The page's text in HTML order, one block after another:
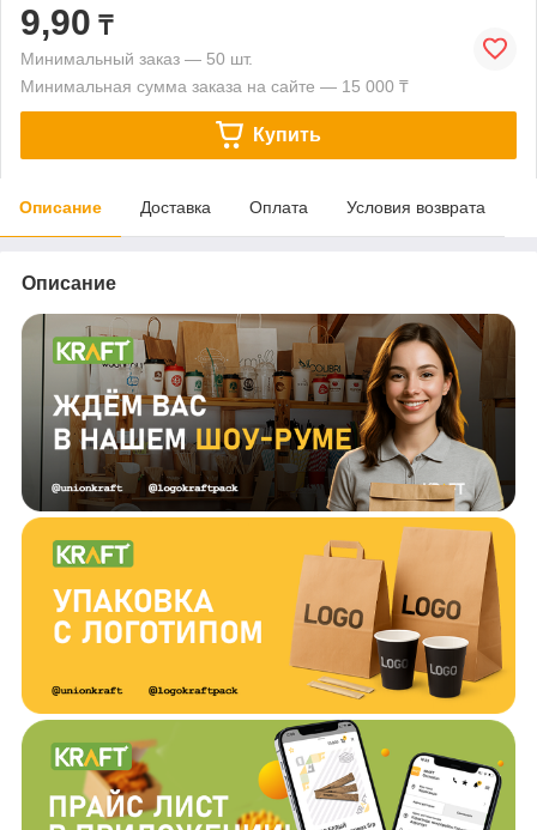
9,90 ₸
Минимальный заказ — 50 шт.
Минимальная сумма заказа на сайте — 15 000 ₸
Купить
Описание Доставка Оплата Условия возврата
Описание